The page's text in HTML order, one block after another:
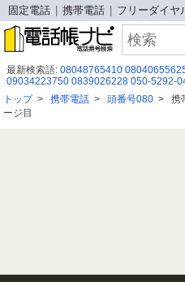
固定電話 携帯電話 フリーダイヤ
最新検索語: 08048765410
09034223750 0839026228 050-5292-
08039039413 0120665231
050 3115 6483 09015377482
08009191250
トップ> 携帯電話 > 頭番号080 > 携
ージ目